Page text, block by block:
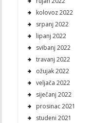
kolovoz 2022
srpanj 2022
lipanj 2022
svibanj 2022
travanj 2022
ožujak 2022
veljača 2022
siječanj 2022
prosinac 2021
studeni 2021